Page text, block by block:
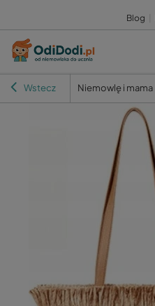
Blog
Wstecz Niemowlę i mama